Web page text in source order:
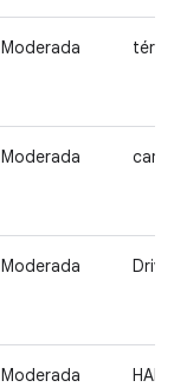
Moderada
Moderada
Moderada
Moderada HAL